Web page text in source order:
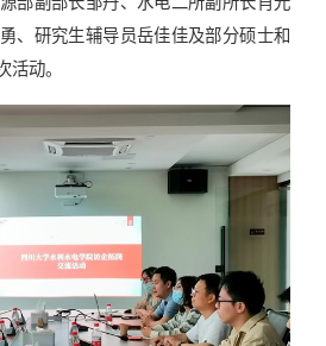
、研究生辅导员岳佳佳及部分硕士和
活动。